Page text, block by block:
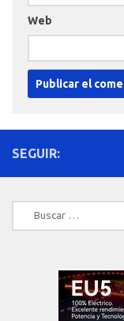
Web
SEGUIR:
Buscar: